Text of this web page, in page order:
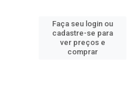
Faça seu login ou
cadastre-se para
ver preços e
comprar